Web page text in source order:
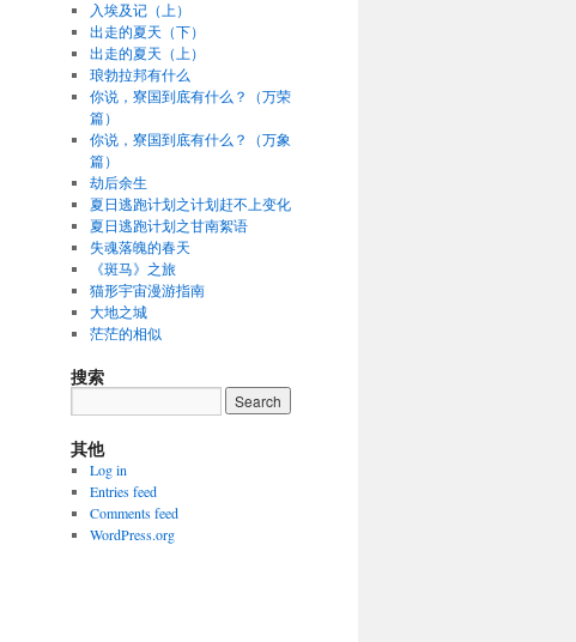
入埃及记（上）
出走的夏天（下）
出走的夏天（上）
琅勃拉邦有什么
你说，寮国到底有什么？（万荣
篇）
你说，寮国到底有什么？（万象
篇）
劫后余生
夏日逃跑计划之计划赶不上变化
夏日逃跑计划之甘南絮语
失魂落魄的春天
《斑马》之旅
猫形宇宙漫游指南
大地之城
茫茫的相似
搜索
其他
Log in
Entries feed
Comments feed
WordPress.org